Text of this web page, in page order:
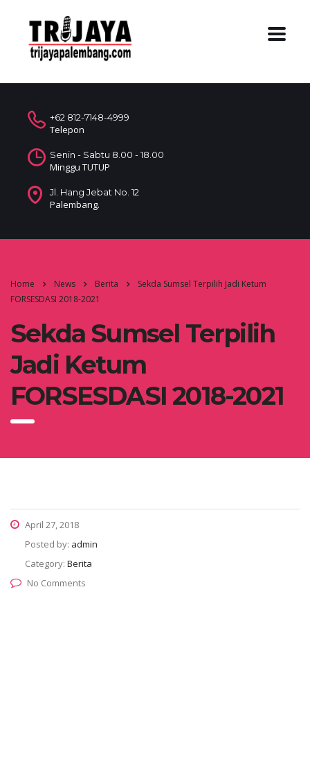
+62 812-7148-4999
Telepon
Senin - Sabtu 8.00 - 18.00
Minggu TUTUP
Jl. Hang Jebat No. 12
Palembang.
Home News Berita
Sekda Sumsel Terpilih Jadi Ketum
FORSESDASI 2018-2021
Sekda Sumsel Terpilih
Jadi Ketum
FORSESDASI 2018-2021
April 27, 2018
Posted by: admin
Category: Berita
No Comments